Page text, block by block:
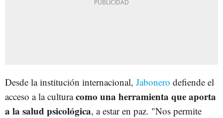
Desde la institución internacional, Jabonero defiende el
acceso a la culturacomo una herramienta que aporta
a la salud psicológica, a estar en paz. "Nos permite